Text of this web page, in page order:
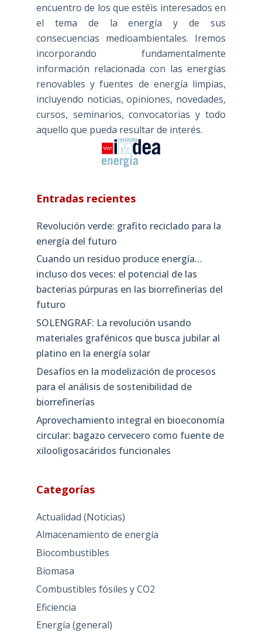
encuentro de los que estéis interesados en
el tema de la energía y de sus
consecuencias medioambientales. Iremos
incorporando fundamentalmente
información relacionada con las energías
renovables y fuentes de energía limpias,
incluyendo noticias, opiniones, novedades,
cursos, seminarios, convocatorias y todo
aquello que pueda resultar de interés.
Entradas recientes
Revolución verde: grafito reciclado para la
energía del futuro
Cuando un residuo produce energía…
incluso dos veces: el potencial de las
bacterias púrpuras en las biorrefinerías del
futuro
SOLENGRAF: La revolución usando
materiales grafénicos que busca jubilar al
platino en la energía solar
Desafíos en la modelización de procesos
para el análisis de sostenibilidad de
biorrefinerías
Aprovechamiento integral en bioeconomía
circular: bagazo cervecero como fuente de
xilooligosacáridos funcionales
Categorías
Actualidad (Noticias)
Almacenamiento de energía
Biocombustibles
Biomasa
Combustibles fósiles y CO2
Eficiencia
Energía (general)